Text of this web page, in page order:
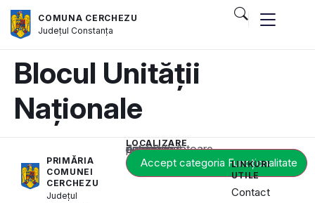
COMUNA CERCHEZU
JudețulConstanța
Blocul Unității
Naționale
PRIMĂRIA
COMUNEI
CERCHEZU
Județul
LOCALIZARE
Acest conținut este blocat până când acceptați categoria corespunzătoare de cookie-uri.
Accept categoria Funcționalitate
LINKURI
UTILE
Contact